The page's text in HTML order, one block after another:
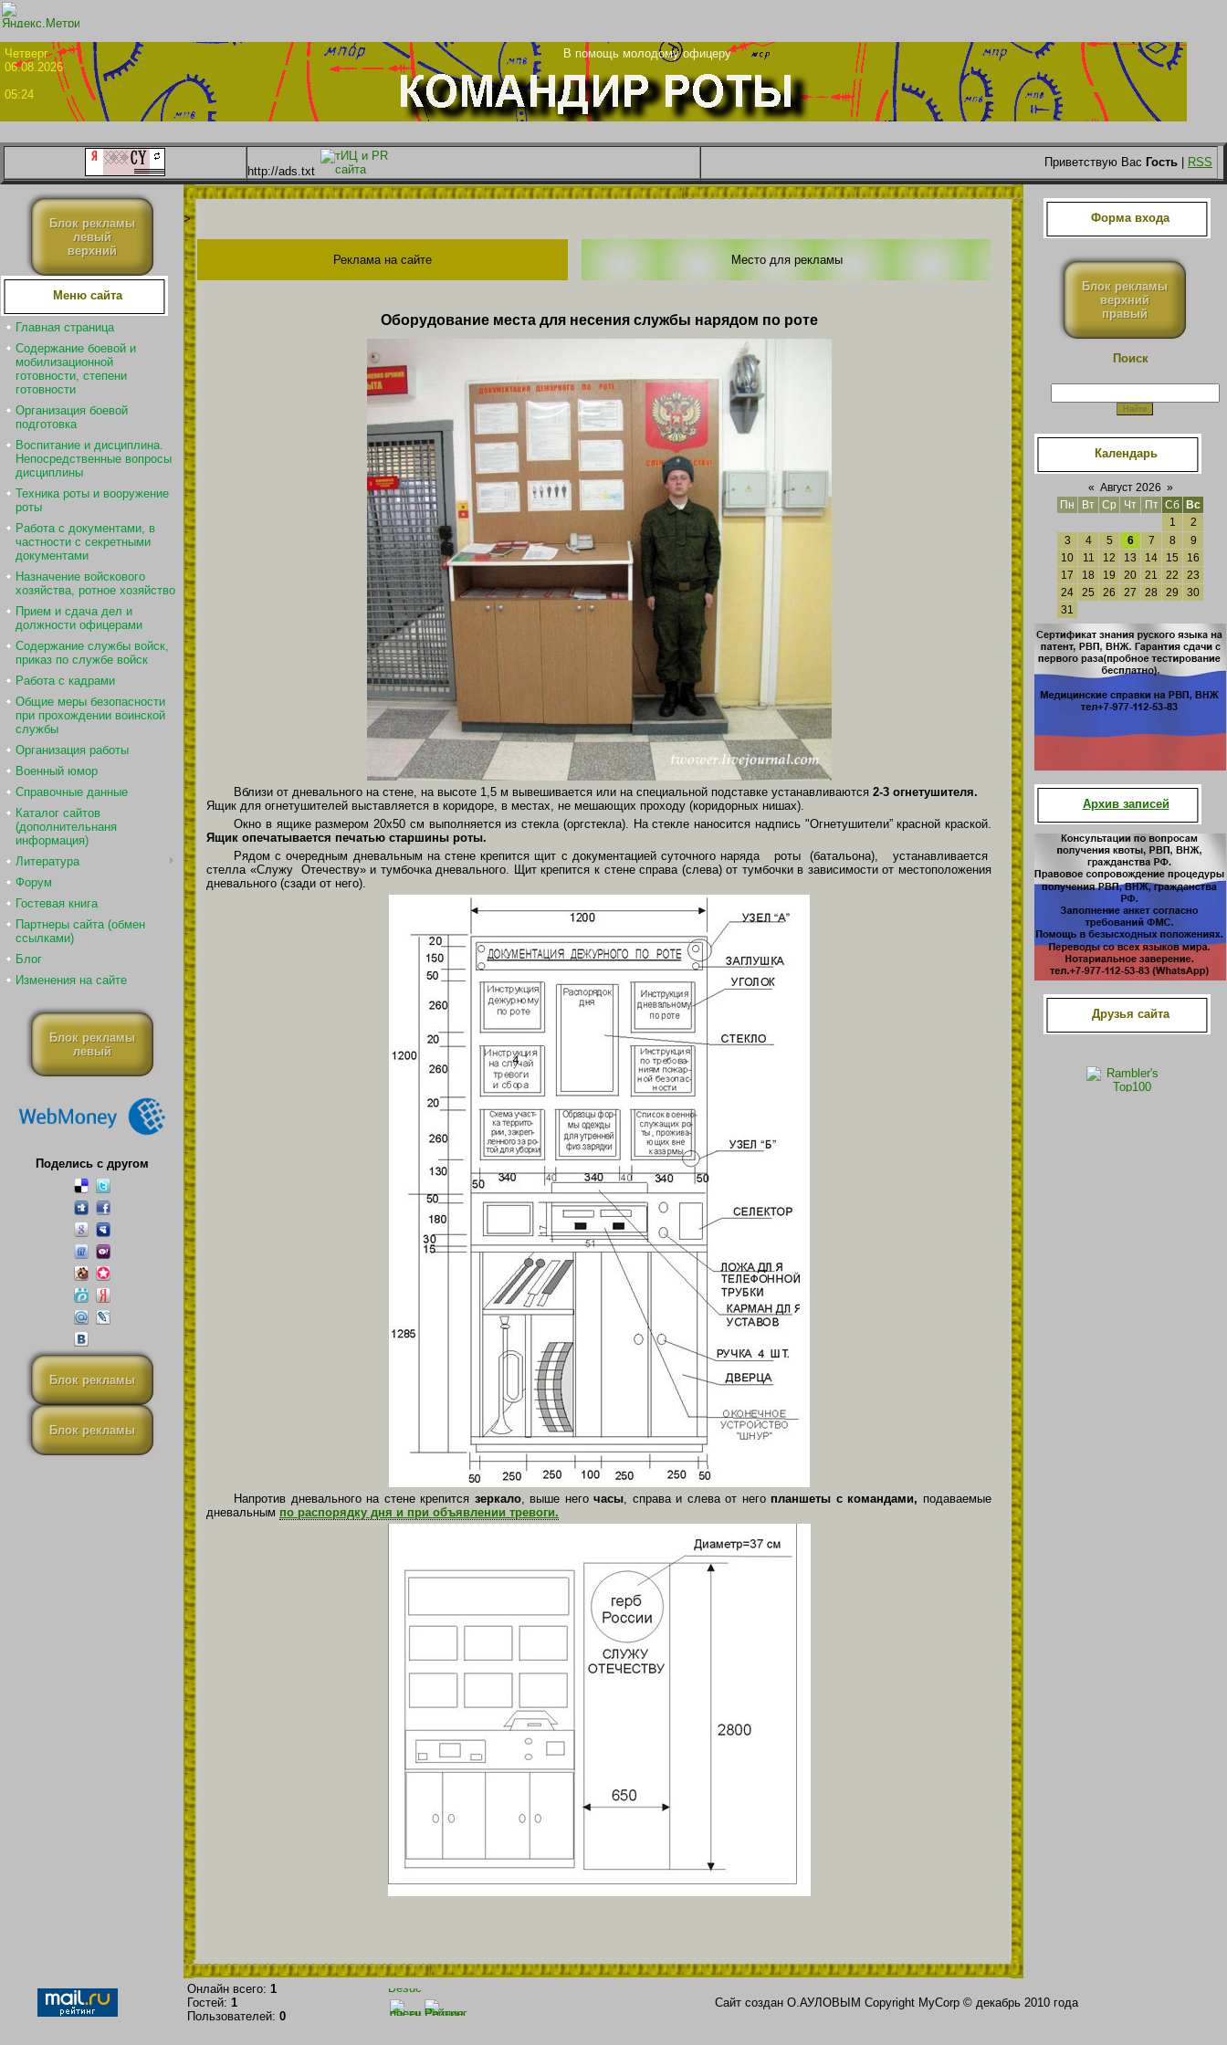
Четверг
В помощь молодому офицеру
06.08.2026
05:24
http://ads.txt
Приветствую Вас Гость RSS
Блок рекламы
левый
верхний
Меню сайта
Главная страница
Содержание боевой и
мобилизационной
готовности, степени
готовности
Организация боевой
подготовка
Воспитание и дисциплина.
Непосредственные вопросы
дисциплины
Техника роты и вооружение
роты
Работа с документами, в
частности с секретными
документами
Назначение войскового
хозяйства, ротное хозяйство
Прием и сдача дел и
должности офицерами
Содержание службы войск,
приказ по службе войск
Работа с кадрами
Общие меры безопасности
при прохождении воинской
службы
Организация работы
Военный юмор
Справочные данные
Каталог сайтов
(дополнительнаня
информация)
Литература
Форум
Гостевая книга
Партнеры сайта (обмен
ссылками)
Блог
Изменения на сайте
Блок рекламы
левый
Поделись с другом
Блок рекламы
Блок рекламы
>
Реклама на сайте Место для рекламы
Оборудование места для несения службы нарядом по роте
Вблизи от дневального на стене, на высоте 1,5 м вывешивается или на специальной подставке устанавливаются 2-3 огнетушителя.
Ящик для огнетушителей выставляется в коридоре, в местах, не мешающих проходу (коридорных нишах).
Окно в ящике размером 20х50 см выполняется из стекла (оргстекла). На стекле наносится надпись "Огнетушители” красной краской.
Ящик опечатывается печатью старшины роты.
Рядом с очередным дневальным на стене крепится щит с документацией суточного наряда роты (батальона), устанавливается
стелла «Служу Отечеству» и тумбочка дневального. Щит крепится к стене справа (слева) от тумбочки в зависимости от местоположения
дневального (сзади от него).
Напротив дневального на стене крепится зеркало, выше негочасы , справа и слева от него планшеты с командами, подаваемые
дневальным по распорядку дня и при объявлении тревоги.
Форма входа
Блок рекламы
верхний
правый
Поиск
Календарь
« Август 2026 »
Пн
Вт Ср Чт Пт Сб
Вс
1
2
3
4 5 6 7 8
9
10
11 12 13 14 15
16
17
18 19 20 21 22
23
24
25 26 27 28 29
30
31
Архив записей
Друзья сайта
Онлайн всего: 1
Гостей: 1
Пользователей: 0
Сайт создан О.АУЛОВЫМ Copyright MyCorp © декабрь 2010 года